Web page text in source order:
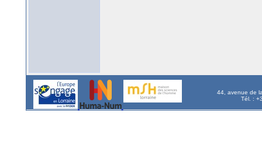
44, avenue de
Tél. :